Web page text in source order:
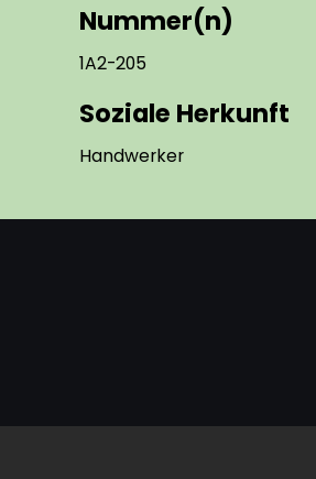
Nummer(n)
1A2-205
Soziale Herkunft
Handwerker